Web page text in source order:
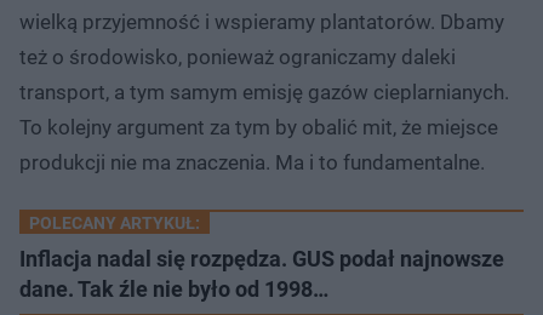
wielką przyjemność i wspieramy plantatorów. Dbamy
też o środowisko, ponieważ ograniczamy daleki
transport, a tym samym emisję gazów cieplarnianych.
To kolejny argument za tym by obalić mit, że miejsce
produkcji nie ma znaczenia. Ma i to fundamentalne.
POLECANY ARTYKUŁ:
Inflacja nadal się rozpędza. GUS podał najnowsze
dane. Tak źle nie było od 1998…